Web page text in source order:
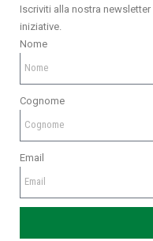
Iscriviti alla nostra
iniziative.
Nome
Cognome
Email